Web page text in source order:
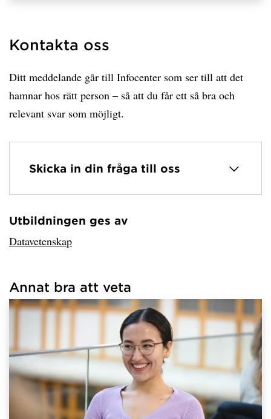
Kontakta oss
Ditt meddelande går till Infocenter som ser till att det
hamnar hos rätt person – så att du får ett så bra och
relevant svar som möjligt.
Skicka in din fråga till oss
Har hämtat avsändare.
Utbildningen ges av
Datavetenskap
hämtat länkar.
Annat bra att veta